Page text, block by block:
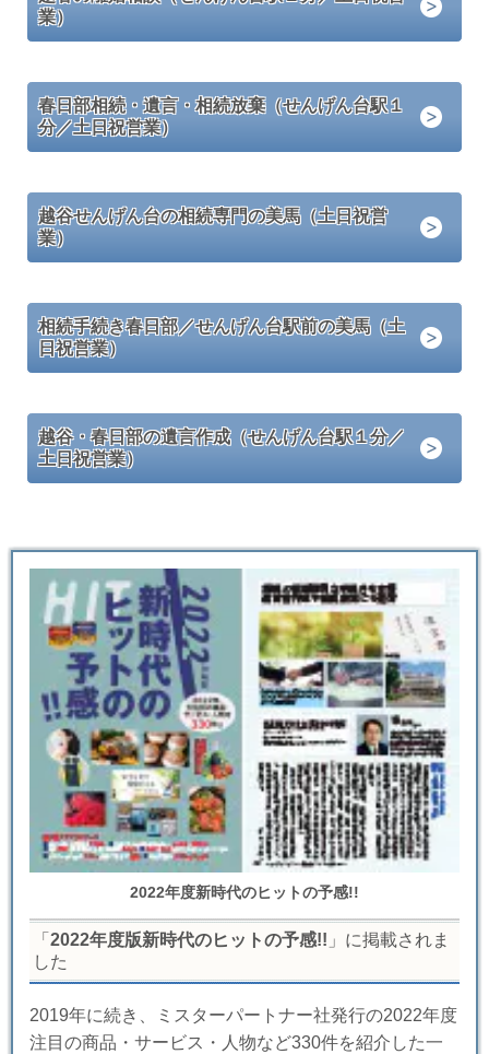
業）
春日部相続・遺言・相続放棄（せんげん台駅１
分／土日祝営業）
越谷せんげん台の相続専門の美馬（土日祝営
業）
相続手続き春日部／せんげん台駅前の美馬（土
日祝営業）
越谷・春日部の遺言作成（せんげん台駅１分／
土日祝営業）
2022年度新時代のヒットの予感!!
「 2022年度版新時代のヒットの予感!! 」に掲載されま
した
2019年に続き、ミスターパートナー社発行の2022年度
注目の商品・サービス・人物など330件を紹介した一